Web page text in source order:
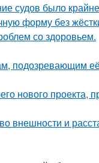
судов было
форму без
со здоровьем.
подозревающим
нового проекта,
внешности и